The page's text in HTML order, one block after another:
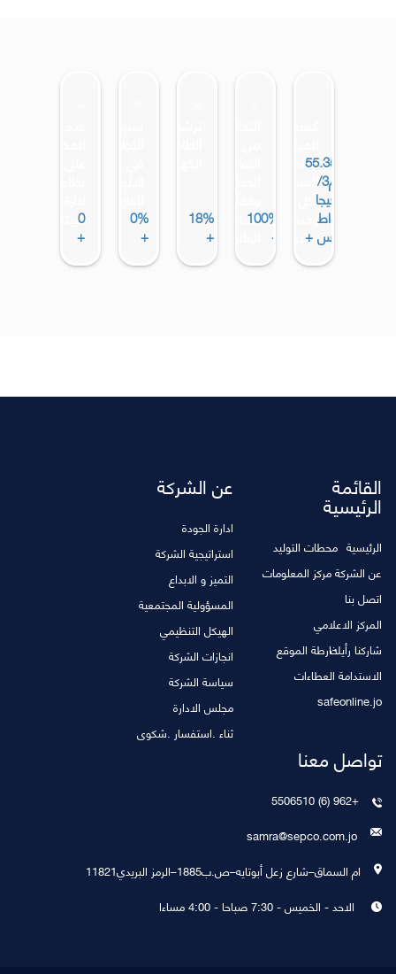
الخام
المستهلكة
لكل
وحدة
توليدية
55.35
م3/
جيجا
واط
.س +
للاشتراطات100%
+
18%
+
0%
+
البيئة
0
+
القائمة
الرئيسية
الرئيسية محطات التوليد
عن الشركةمركز المعلومات
اتصل بنا
المركز الاعلامي
شاركنا رأيكخارطة الموقع
الاستدامة العطاءات
safeonline.jo
عن الشركة
ادارة الجودة
استراتيجية الشركة
التميز و الابداع
المسؤولية المجتمعية
الهيكل التنظيمي
انجازات الشركة
سياسة الشركة
مجلس الادارة
ثناء .استفسار .شكوى
تواصل معنا
+962 (6) 5506510
samra@sepco.com.jo
ام السماق–شارع زعل أبوتايه–ص.ب1885–الرمز البريدي11821
الاحد - الخميس - 7:30 صباحا - 4:00 مساءا